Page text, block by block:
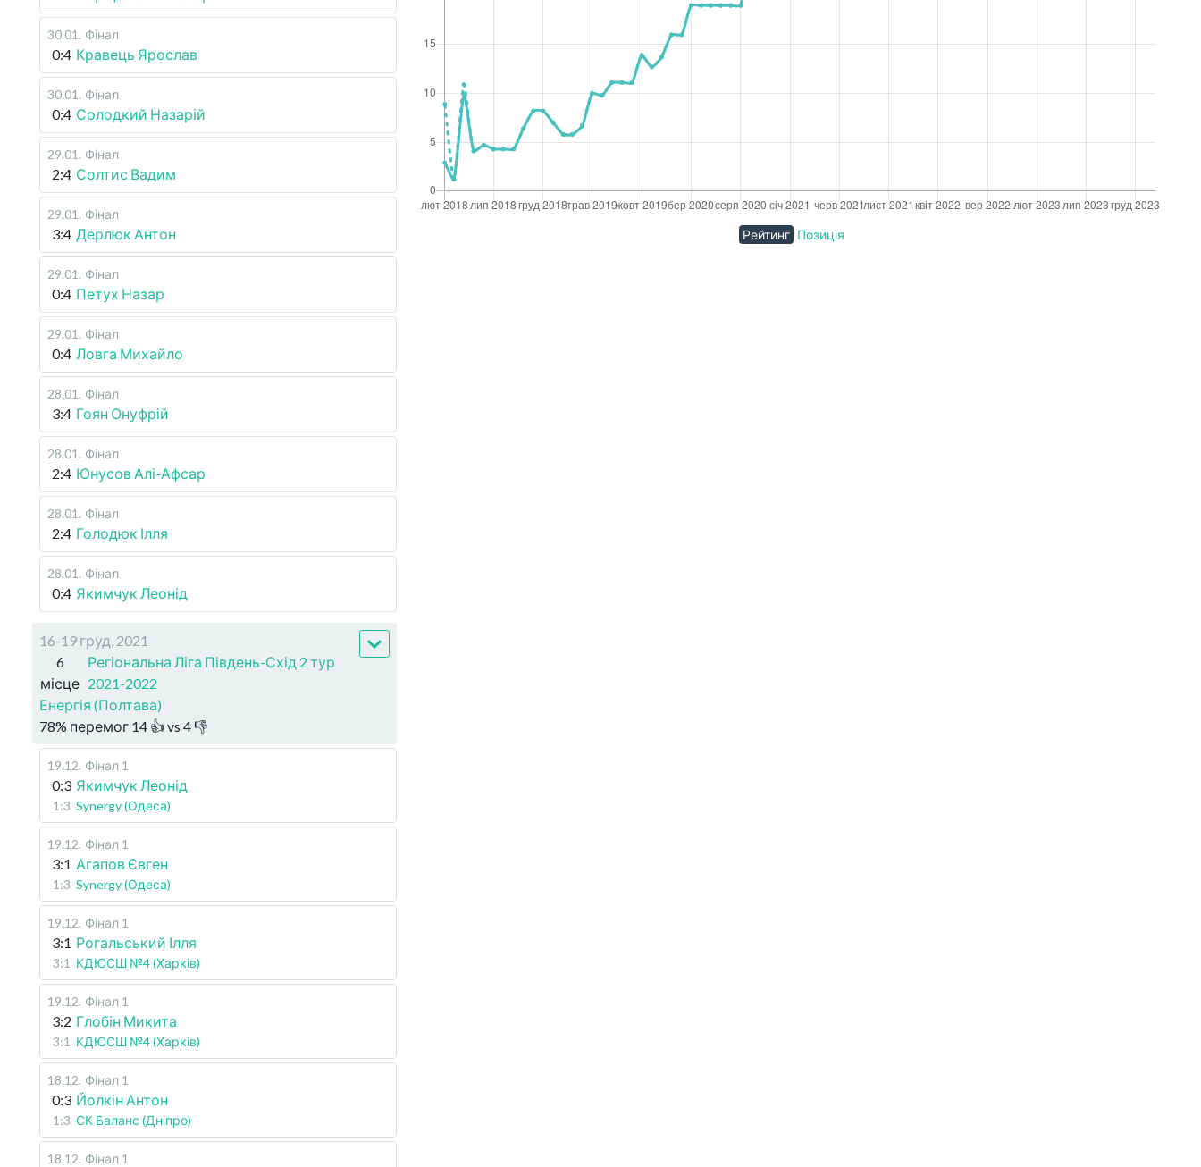
30.01 . Фінал
0:4 Кравець Ярослав
30.01 . Фінал
0:4 Солодкий Назарій
29.01 . Фінал
2:4 Солтис Вадим
29.01 . Фінал
3:4 Дерлюк Антон
29.01 . Фінал
0:4 Петух Назар
29.01 . Фінал
0:4 Ловга Михайло
28.01 . Фінал
3:4 Гоян Онуфрій
28.01 . Фінал
2:4 Юнусов Алі-Афсар
28.01 . Фінал
2:4 Голодюк Ілля
28.01 . Фінал
0:4 Якимчук Леонід
16-19 груд, 2021
6
місце
Регіональна Ліга Південь-Схід 2 тур
2021-2022
Енергія (Полтава)
78% перемог 14 👍 vs 4👎
19.12. Фінал 1
0:3 Якимчук Леонід
1:3 Synergy (Одеса)
19.12. Фінал 1
3:1 Агапов Євген
1:3 Synergy (Одеса)
19.12. Фінал 1
3:1 Рогальський Ілля
3:1 КДЮСШ №4 (Харків)
19.12. Фінал 1
3:2 Глобін Микита
3:1 КДЮСШ №4 (Харків)
18.12. Фінал 1
0:3 Йолкін Антон
1:3 СК Баланс (Дніпро)
18.12. Фінал 1
Рейтинг Позиція